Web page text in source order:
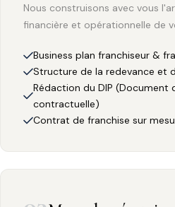
Nous construisons avec vous
financière et opérationnelle de
Business plan franchiseur &
Structure de la redevance et
Rédaction du DIP (Document
contractuelle)
Contrat de franchise sur